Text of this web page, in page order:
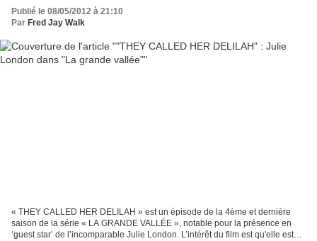
Publié le 08/05/2012 à 21:10
Par Fred Jay Walk
« THEY CALLED HER DELILAH » est un épisode de la 4ème et dernière
saison de la série « LA GRANDE VALLÉE », notable pour la présence en
‘guest star’ de l’incomparable Julie London. L’intérêt du film est qu'elle est